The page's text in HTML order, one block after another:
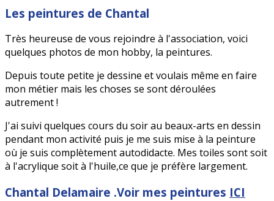
Les peintures de Chantal
Très heureuse de vous rejoindre à l'association, voici
quelques photos de mon hobby, la peintures.
Depuis toute petite je dessine et voulais même en faire
mon métier mais les choses se sont déroulées
autrement !
J'ai suivi quelques cours du soir au beaux-arts en dessin
pendant mon activité puis je me suis mise à la peinture
où je suis complètement autodidacte. Mes toiles sont soit
à l'acrylique soit à l'huile,ce que je préfère largement.
Chantal Delamaire .Voir mes peintures ICI